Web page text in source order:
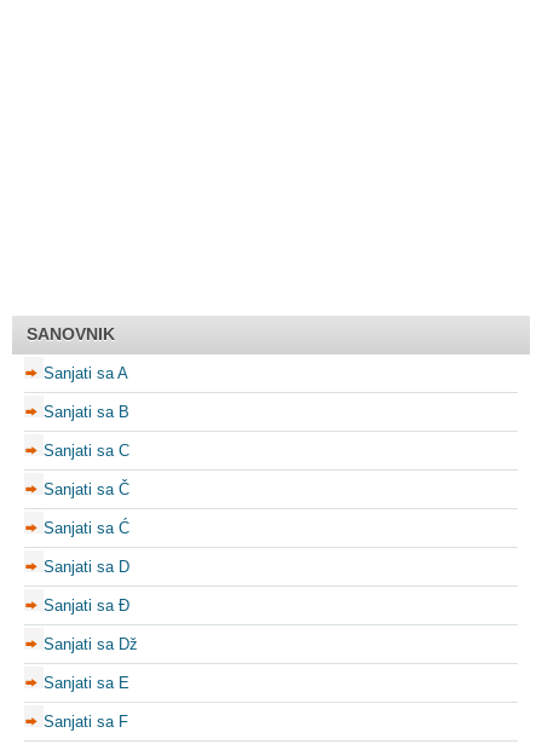
SANOVNIK
Sanjati sa A
Sanjati sa B
Sanjati sa C
Sanjati sa Č
Sanjati sa Ć
Sanjati sa D
Sanjati sa Đ
Sanjati sa Dž
Sanjati sa E
Sanjati sa F